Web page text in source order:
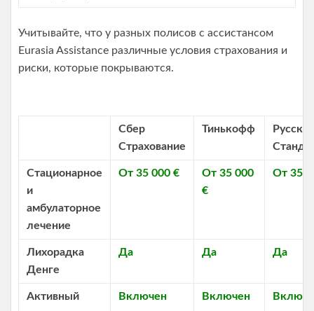
Учитывайте, что у разных полисов с ассистансом
Eurasia Assistance различные условия страхования и
риски, которые покрываются.
Сбер
Страхование
Тинькофф
Стационарное
и
амбулаторное
лечение
От 35 000 €
От 35 000
€
От 35
Лихорадка
Денге
Да Да Да
Активный
Включен Включен